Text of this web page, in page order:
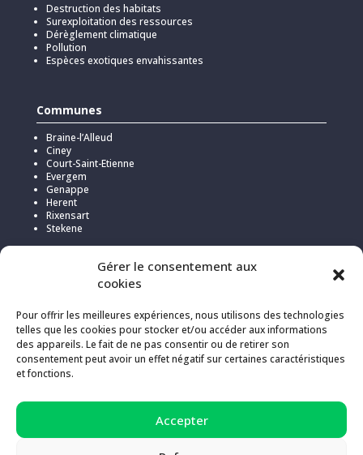
Gérer le consentement aux
cookies
Pour offrir les meilleures expériences, nous utilisons des technologies
telles que les cookies pour stocker et/ou accéder aux informations
des appareils. Le fait de ne pas consentir ou de retirer son
consentement peut avoir un effet négatif sur certaines caractéristiques
et fonctions.
Accepter
Destruction des habitats
Surexploitation des ressources
Dérèglement climatique
Pollution
Espèces exotiques envahissantes
Communes
Braine-l’Alleud
Ciney
Court-Saint-Etienne
Evergem
Genappe
Herent
Rixensart
Stekene
politique responsable et transparente en matière d’émissions de